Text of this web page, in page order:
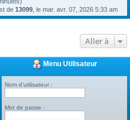
de 13099 , le mar. avr. 07, 2026 5:33 am
Aller à
Menu Utilisateur
Nom d’utilisateur :
Mot de passe :